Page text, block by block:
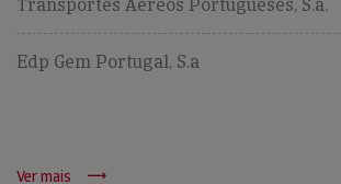
Transportes Aéreos Portugueses, S.a.
Edp Gem Portugal, S.a
Ver mais